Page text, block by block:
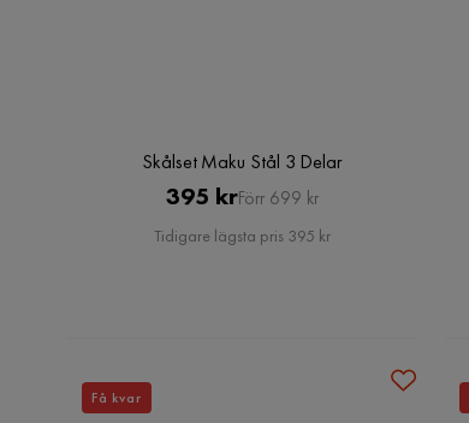
Skålset Maku Stål 3 Delar
Pris
395 krOriginal
Pris
Förr 699 kr
Tidigare lägsta pris 395 kr
Få kvar